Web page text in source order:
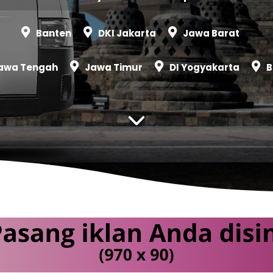
Banten DKI Jakarta Jawa Barat
Tengah Jawa Timur DI Yogyakarta